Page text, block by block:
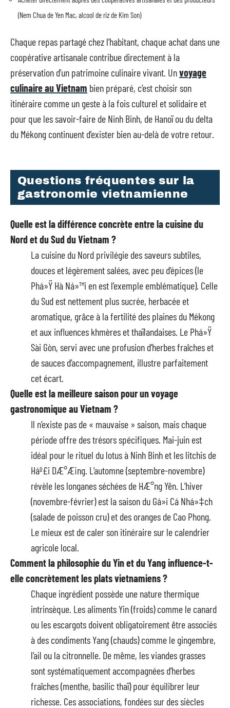
(Nem Chua de Yen Mac, alcool de riz de Kim Son)
Chaque repas partagé chez l’habitant, chaque achat dans une
coopérative artisanale contribue directement à la
préservation d’un patrimoine culinaire vivant. Unvoyage
culinaire au Vietnam bien préparé, c’est choisir son
itinéraire comme un geste à la fois culturel et solidaire et
pour que les savoir-faire de Ninh Binh, de Hanoï ou du delta
du Mékong continuent d’exister bien au-delà de votre retour.
Questions fréquentes sur la
gastronomie vietnamienne
Quelle est la différence concrète entre la cuisine du
Nord et du Sud du Vietnam ?
La cuisine du Nord privilégie des saveurs subtiles,
douces et légèrement salées, avec peu d’épices (le
Phá»Ÿ Hà Ná»™i en est l’exemple emblématique). Celle
du Sud est nettement plus sucrée, herbacée et
aromatique, grâce à la fertilité des plaines du Mékong
et aux influences khmères et thaïlandaises. Le Phá»Ÿ
Sài Gòn, servi avec une profusion d’herbes fraîches et
de sauces d’accompagnement, illustre parfaitement
cet écart.
Quelle est la meilleure saison pour un voyage
gastronomique au Vietnam ?
Il n’existe pas de « mauvaise » saison, mais chaque
période offre des trésors spécifiques. Mai-juin est
idéal pour le rituel du lotus à Ninh Binh et les litchis de
Háº£i DÆ°Æ¡ng. L’automne (septembre-novembre)
révèle les longanes séchées de HÆ°ng Yên. L’hiver
(novembre-février) est la saison du Gá»i Cá Nhá»‡ch
(salade de poisson cru) et des oranges de Cao Phong.
Le mieux est de caler son itinéraire sur le calendrier
agricole local.
Comment la philosophie du Yin et du Yang influence-t-
elle concrètement les plats vietnamiens ?
Chaque ingrédient possède une nature thermique
intrinsèque. Les aliments Yin (froids) comme le canard
ou les escargots doivent obligatoirement être associés
à des condiments Yang (chauds) comme le gingembre,
l’ail ou la citronnelle. De même, les viandes grasses
sont systématiquement accompagnées d’herbes
fraîches (menthe, basilic thaï) pour équilibrer leur
richesse. Ces associations, fondées sur des siècles